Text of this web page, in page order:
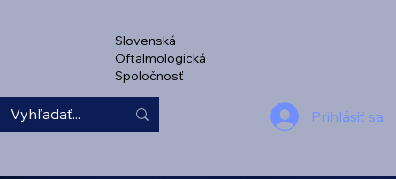
Slovenská
Oftalmologická
Spoločnosť
Prihlásiť sa